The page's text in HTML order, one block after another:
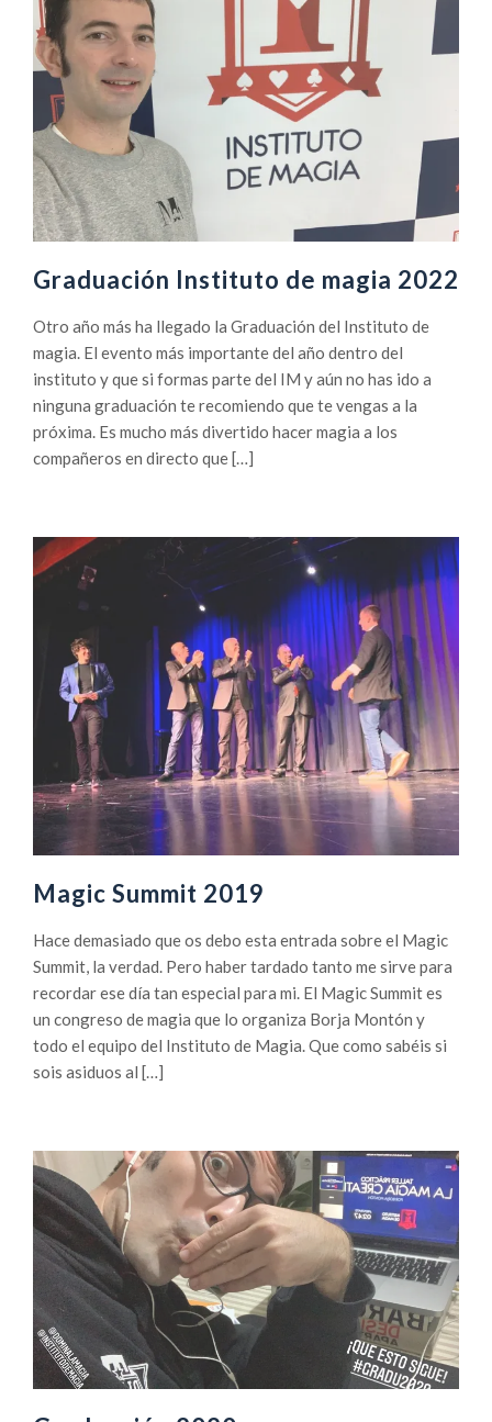
Graduación Instituto de magia 2022
Otro año más ha llegado la Graduación del Instituto de
magia. El evento más importante del año dentro del
instituto y que si formas parte del IM y aún no has ido a
ninguna graduación te recomiendo que te vengas a la
próxima. Es mucho más divertido hacer magia a los
compañeros en directo que […]
Magic Summit 2019
Hace demasiado que os debo esta entrada sobre el Magic
Summit, la verdad. Pero haber tardado tanto me sirve para
recordar ese día tan especial para mi. El Magic Summit es
un congreso de magia que lo organiza Borja Montón y
todo el equipo del Instituto de Magia. Que como sabéis si
sois asiduos al […]